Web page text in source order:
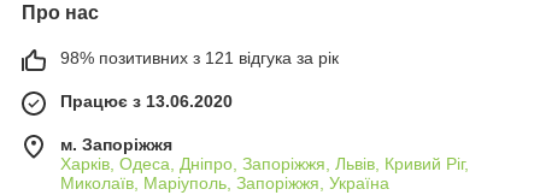
Про нас
98% позитивних з 121 відгука за рік
Працює з 13.06.2020
м. Запоріжжя
Харків, Одеса, Дніпро, Запоріжжя, Львів, Кривий Ріг,
Миколаїв, Маріуполь, Запоріжжя, Україна